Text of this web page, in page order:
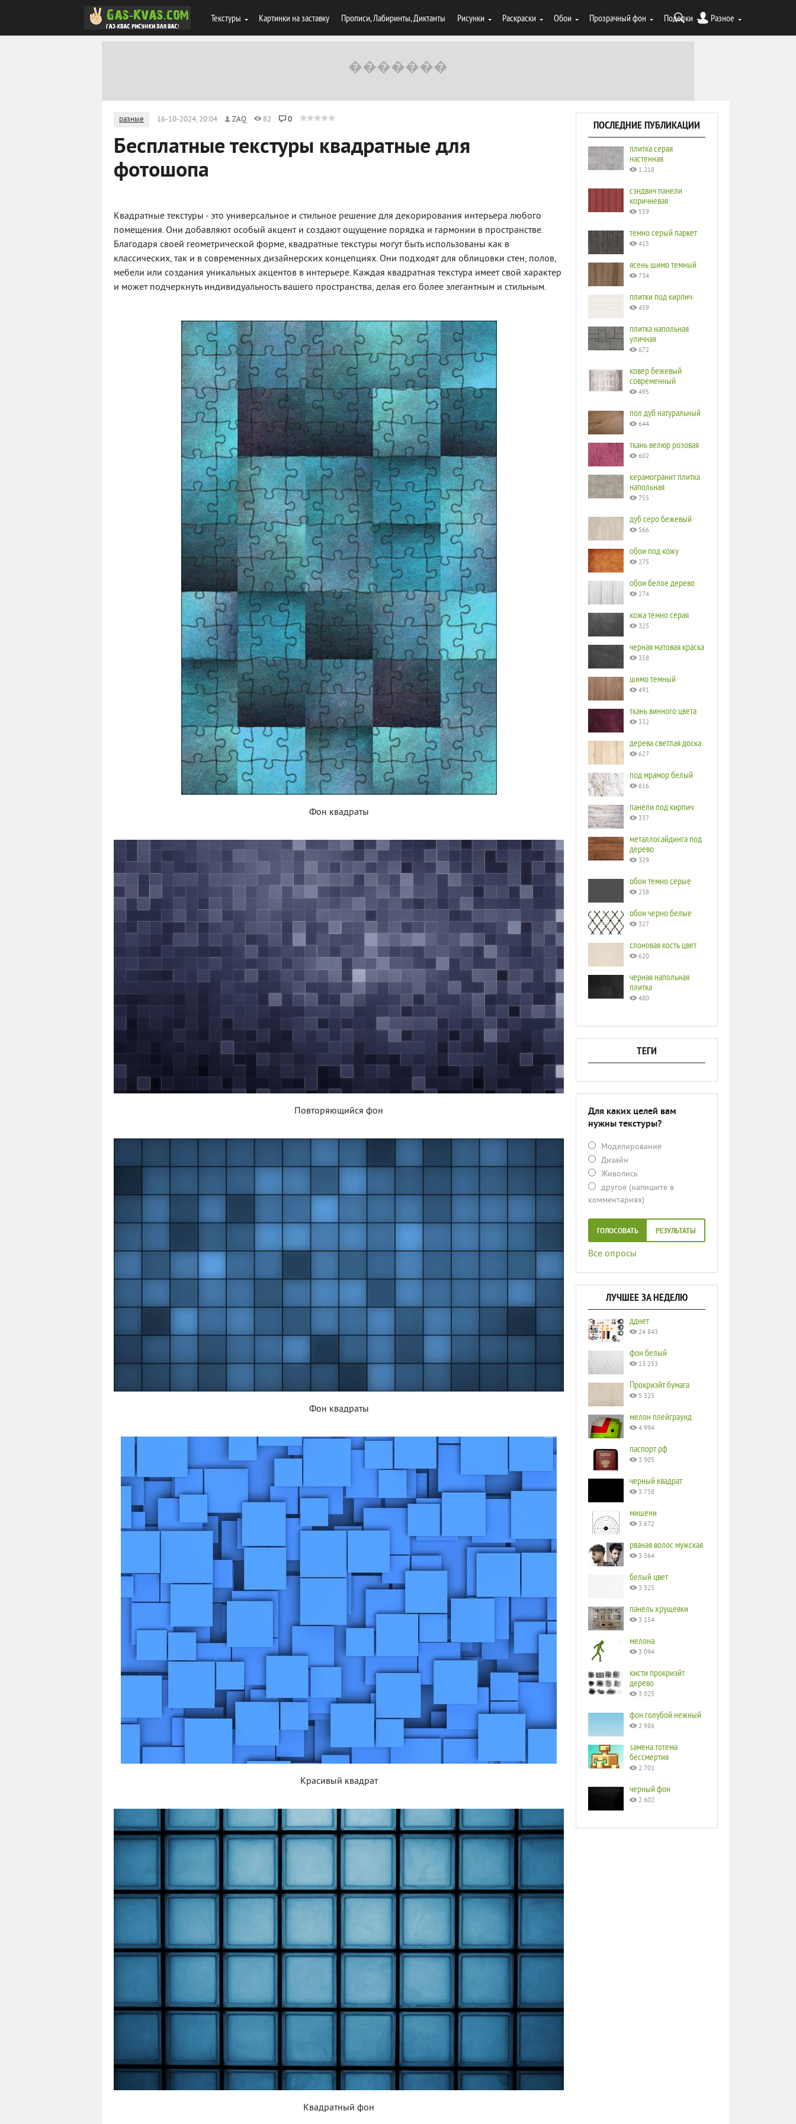
Текстуры Картинки на заставку Прописи, Лабиринты, Диктанты Рисунки Раскраски Обои Прозрачный фон Поделки Разное
разные 16-10-2024, 20:04 ZAQ 82 0
Бесплатные текстуры квадратные для
фотошопа
Квадратные текстуры - это универсальное и стильное решение для декорирования интерьера любого
помещения. Они добавляют особый акцент и создают ощущение порядка и гармонии в пространстве.
Благодаря своей геометрической форме, квадратные текстуры могут быть использованы как в
классических, так и в современных дизайнерских концепциях. Они подходят для облицовки стен, полов,
мебели или создания уникальных акцентов в интерьере. Каждая квадратная текстура имеет свой характер
и может подчеркнуть индивидуальность вашего пространства, делая его более элегантным и стильным.
Фон квадраты
Повторяющийся фон
Фон квадраты
Красивый квадрат
Квадратный фон
ПОСЛЕДНИЕ ПУБЛИКАЦИИ
плитка серая
настенная
1 218
сэндвич панели
коричневая
559
темно серый паркет
415
ясень шимо темный
734
плитки под кирпич
459
плитка напольная
уличная
672
ковер бежевый
современный
495
пол дуб натуральный
644
ткань велюр розовая
602
керамогранит плитка
напольная
755
дуб серо бежевый
566
обои под кожу
275
обои белое дерево
274
кожа темно серая
325
черная матовая краска
358
шимо темный
491
ткань винного цвета
332
дерева светлая доска
627
под мрамор белый
616
панели под кирпич
337
металлосайдинга под
дерево
329
обои темно серые
238
обои черно белые
327
слоновая кость цвет
620
черная напольная
плитка
480
ТЕГИ
Для каких целей вам
нужны текстуры?
Моделирование
Дизайн
Живопись
другое (напишите в
комментариях)
ГОЛОСОВАТЬ РЕЗУЛЬТАТЫ
Все опросы
ЛУЧШЕЕ ЗА НЕДЕЛЮ
дднет
24 843
фон белый
13 253
Прокриэйт бумага
5 323
мелон плейграунд
4 994
паспорт рф
3 905
черный квадрат
3 738
мишени
3 672
рваная волос мужская
3 564
белый цвет
3 325
панель хрущевки
3 154
мелона
3 094
кисти прокриэйт
дерево
3 025
фон голубой нежный
2 986
замена тотема
бессмертия
2 701
черный фон
2 602